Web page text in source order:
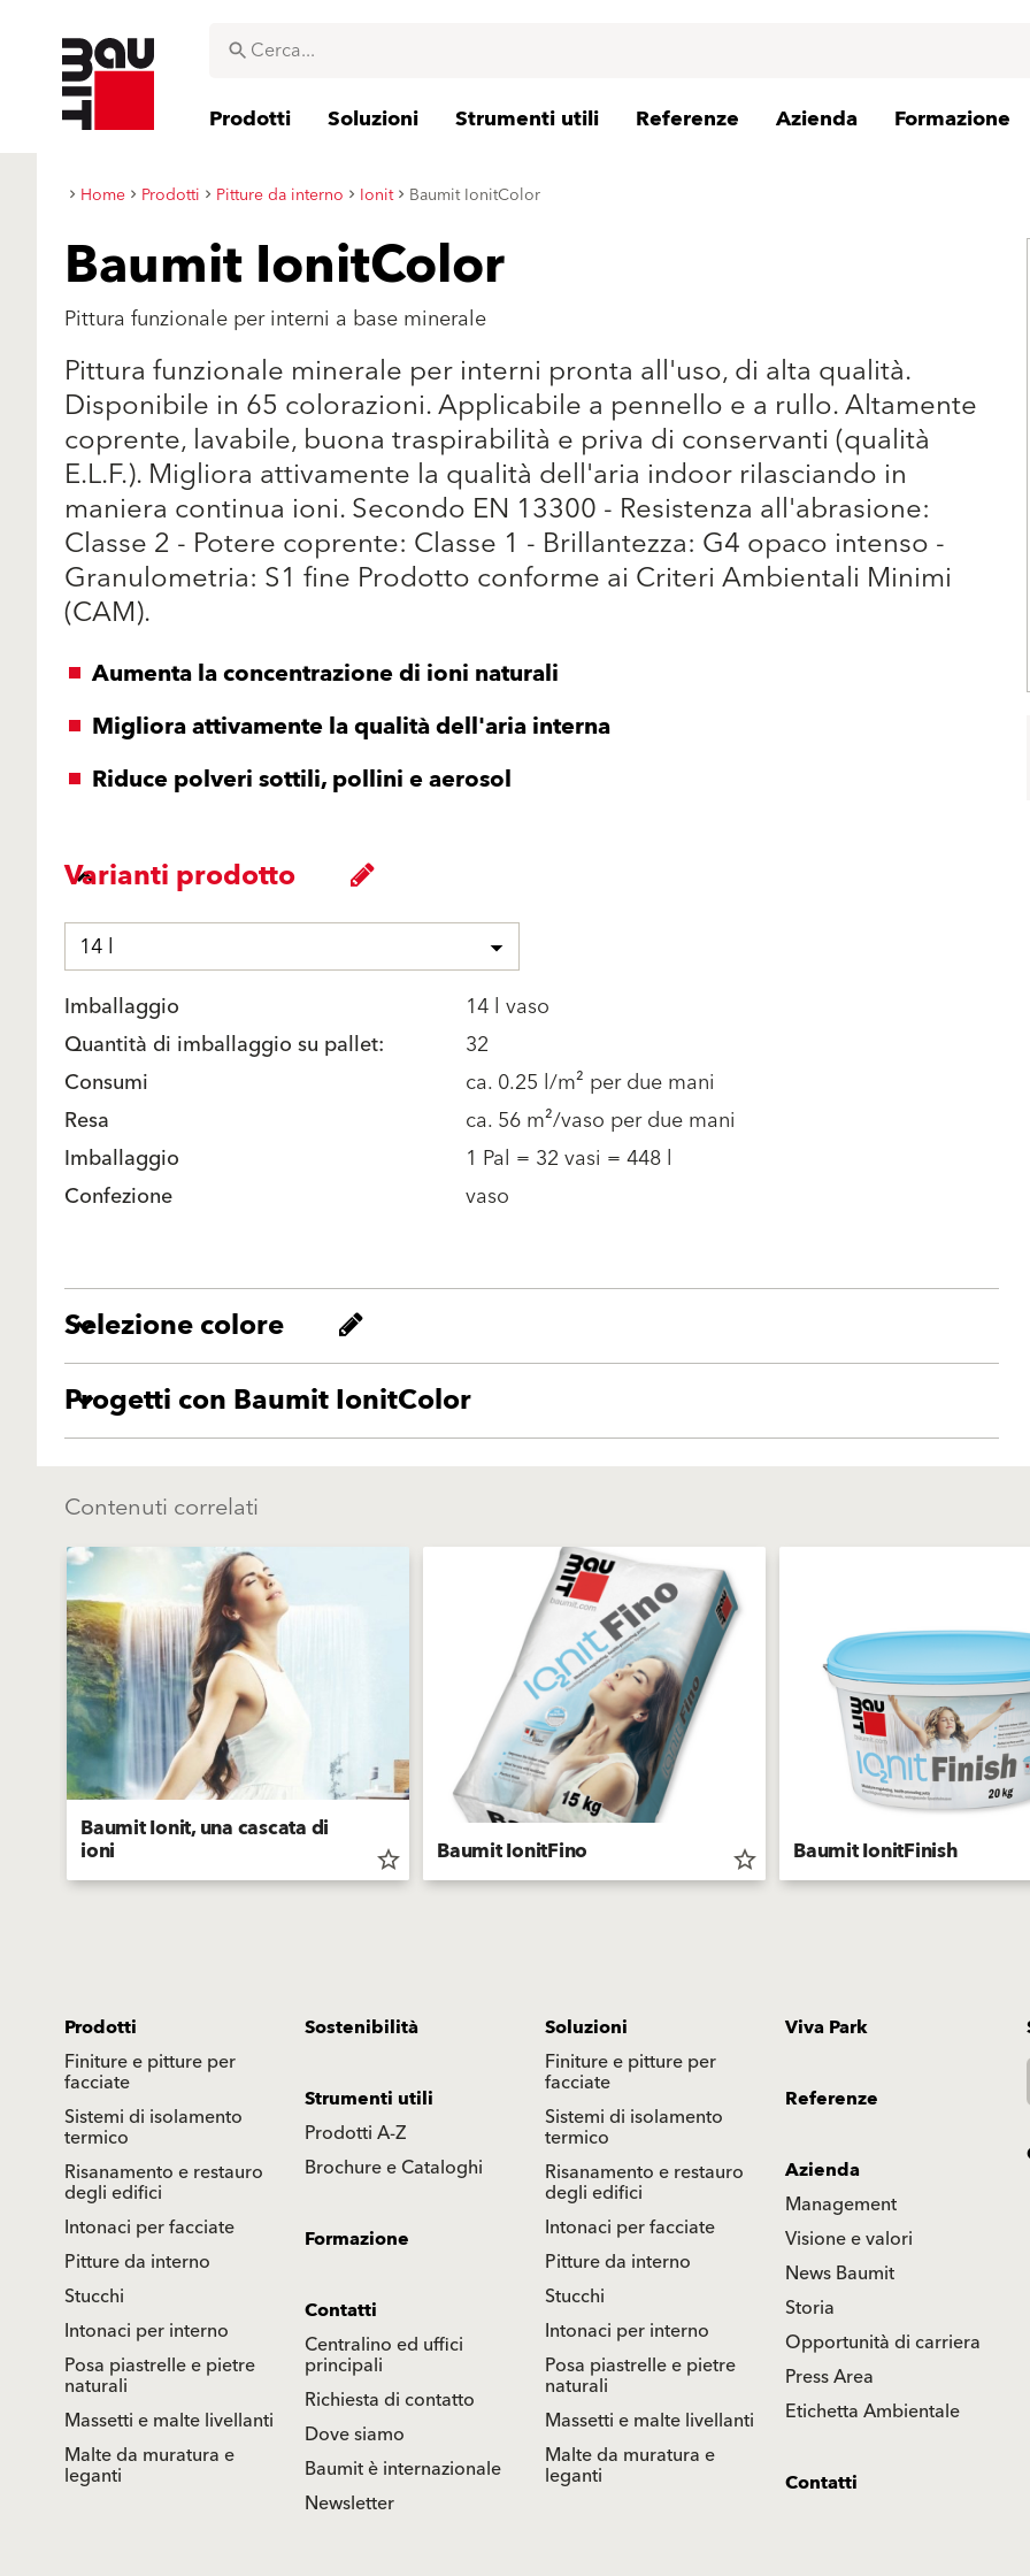
Prodotti Soluzioni Strumenti utili Referenze Azienda Formazione
Home Prodotti Pitture da interno Ionit Baumit IonitColor
Baumit IonitColor
Pittura funzionale per interni a base minerale
Pittura funzionale minerale per interni pronta all'uso, di alta qualità.
Disponibile in 65 colorazioni. Applicabile a pennello e a rullo. Altamente
coprente, lavabile, buona traspirabilità e priva di conservanti (qualità
E.L.F.). Migliora attivamente la qualità dell'aria indoor rilasciando in
maniera continua ioni. Secondo EN 13300 - Resistenza all'abrasione:
Classe 2 - Potere coprente: Classe 1 - Brillantezza: G4 opaco intenso -
Granulometria: S1 fine Prodotto conforme ai Criteri Ambientali Minimi
(CAM).
Aumenta la concentrazione di ioni naturali
Migliora attivamente la qualità dell'aria interna
Riduce polveri sottili, pollini e aerosol
Varianti prodotto
14 l
Imballaggio
14 l vaso
Quantità di imballaggio su pallet:
32
Consumi
ca. 0.25 l/m² per due mani
Resa
ca. 56 m²/vaso per due mani
Imballaggio
1 Pal = 32 vasi = 448 l
Confezione
vaso
Selezione colore
Progetti con Baumit IonitColor
Contenuti correlati
Baumit Ionit, una cascata di
ioni star_border Baumit IonitFino star_border Baumit IonitFinish
Prodotti
Finiture e pitture per
facciate
Sistemi di isolamento
termico
Risanamento e restauro
degli edifici
Intonaci per facciate
Pitture da interno
Stucchi
Intonaci per interno
Posa piastrelle e pietre
naturali
Massetti e malte livellanti
Malte da muratura e
leganti
Sostenibilità
Soluzioni
Finiture e pitture per
facciate
Sistemi di isolamento
termico
Risanamento e restauro
degli edifici
Intonaci per facciate
Pitture da interno
Stucchi
Intonaci per interno
Posa piastrelle e pietre
naturali
Massetti e malte livellanti
Malte da muratura e
leganti
Viva Park
Strumenti utili
Prodotti A-Z
Brochure e Cataloghi
Referenze
Azienda
Management
Visione e valori
News Baumit
Storia
Opportunità di carriera
Press Area
Etichetta Ambientale
Formazione
Contatti
Centralino ed uffici
principali
Richiesta di contatto
Dove siamo
Baumit è internazionale
Newsletter
Contatti